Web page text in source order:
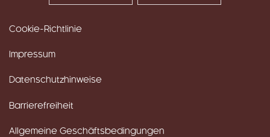
Cookie-Richtlinie
Impressum
Datenschutzhinweise
Barrierefreiheit
Allgemeine Geschäftsbedingungen